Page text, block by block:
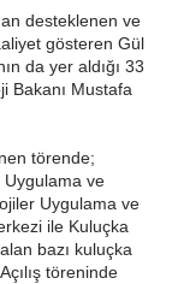
desteklenen ve
gösteren Gül
da yer aldığı 33
Bakanı Mustafa
törende;
ve
Uygulama ve
ile Kuluçka
bazı kuluçka
töreninde